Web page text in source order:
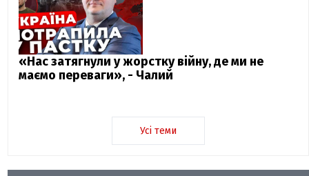
«Нас затягнули у жорстку війну, де ми не
маємо переваги», - Чалий
Усі теми